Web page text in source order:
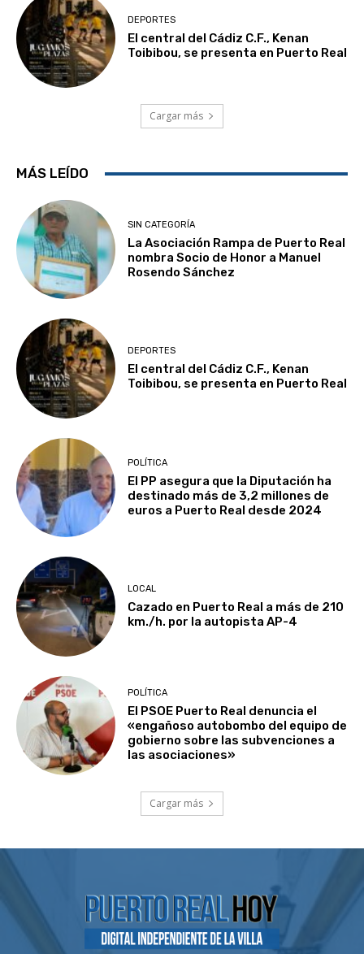
DEPORTES
El central del Cádiz C.F., Kenan
Toibibou, se presenta en Puerto Real
Cargar más
MÁS LEÍDO
SIN CATEGORÍA
La Asociación Rampa de Puerto Real
nombra Socio de Honor a Manuel
Rosendo Sánchez
DEPORTES
El central del Cádiz C.F., Kenan
Toibibou, se presenta en Puerto Real
POLÍTICA
El PP asegura que la Diputación ha
destinado más de 3,2 millones de
euros a Puerto Real desde 2024
LOCAL
Cazado en Puerto Real a más de 210
km./h. por la autopista AP-4
POLÍTICA
El PSOE Puerto Real denuncia el
«engañoso autobombo del equipo de
gobierno sobre las subvenciones a
las asociaciones»
Cargar más